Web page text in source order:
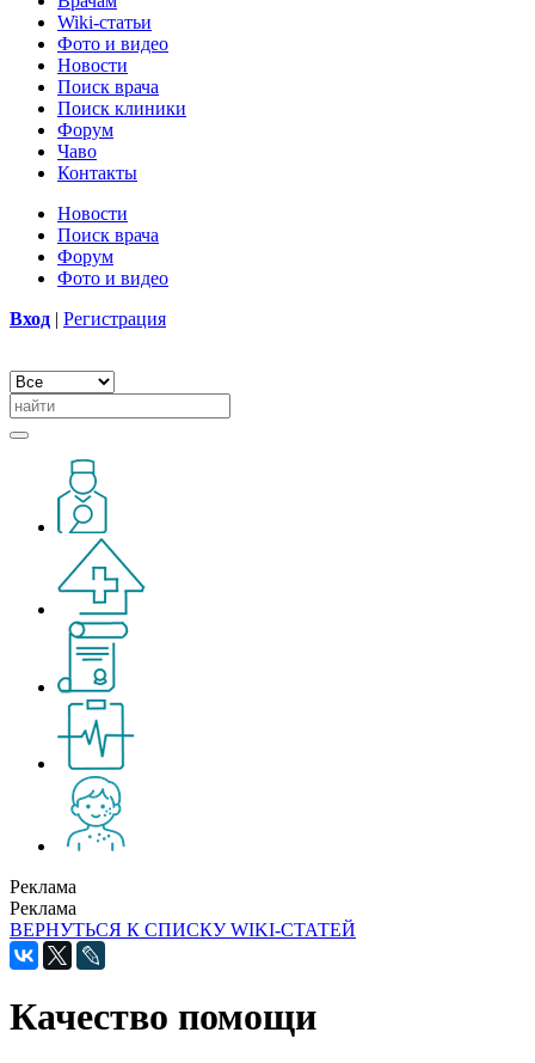
Wiki-статьи
Фото и видео
Новости
Поиск врача
Поиск клиники
Форум
Чаво
Контакты
Новости
Поиск врача
Форум
Фото и видео
Вход | Регистрация
Реклама
Реклама
ВЕРНУТЬСЯ К СПИСКУ WIKI-СТАТЕЙ
Качество помощи